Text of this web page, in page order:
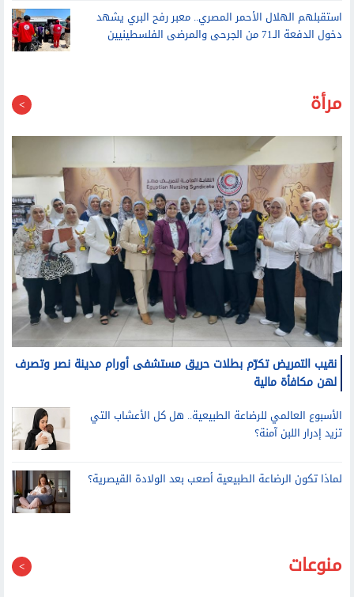
استقبلهم الهلال الأحمر المصري.. معبر رفح البري يشهد
مرأة
نقيب التمريض تكرّم بطلات حريق مستشفى أورام مدينة نصر وتصرف
لهن مكافأة مالية
الأسبوع العالمي للرضاعة الطبيعية.. هل كل الأعشاب التي